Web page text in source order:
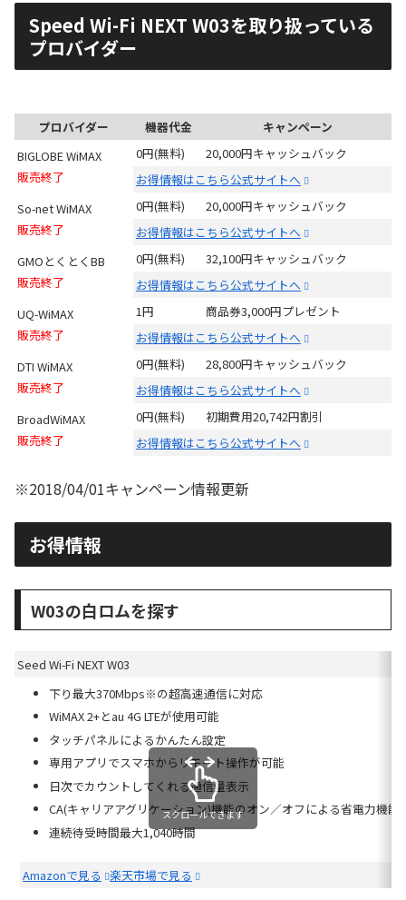
Speed Wi-Fi NEXT W03を取り扱っている
プロバイダー
プロバイダー 機器代金
キャンペーン
BIGLOBE WiMAX
販売終了
0円(無料)
20,000円キャッシュバック
お得情報はこちら公式サイトへ
So-net WiMAX
販売終了
0円(無料)
20,000円キャッシュバック
お得情報はこちら公式サイトへ
GMOとくとくBB
販売終了
0円(無料)
32,100円キャッシュバック
お得情報はこちら公式サイトへ
UQ-WiMAX
販売終了
1円
商品券3,000円プレゼント
お得情報はこちら公式サイトへ
DTI WiMAX
販売終了
0円(無料)
28,800円キャッシュバック
お得情報はこちら公式サイトへ
BroadWiMAX
販売終了
0円(無料)
初期費用20,742円割引
お得情報はこちら公式サイトへ
※2018/04/01キャンペーン情報更新
お得情報
W03の白ロムを探す
Seed Wi-Fi NEXT W03
下り最大370Mbps※の超高速通信に対応
WiMAX 2+とau 4G LTEが使用可能
タッチパネルによるかんたん設定
専用アプリでスマホからリモート操作が可能
日次でカウントしてくれる通信量表示
CA(キャリアアグリケーション)機能のオン／オフによる省電力機能
連続待受時間最大1,040時間
Amazonで見る 楽天市場で見る
スクロールできます